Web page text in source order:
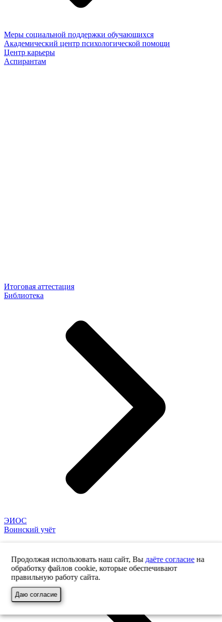
Меры социальной поддержки обучающихся
Академический центр психологической помощи
Центр карьеры
Аспирантам
Итоговая аттестация
Библиотека
ЭИОС
Воинский учёт
Продолжая использовать наш сайт, Вы даёте согласиена
обработку файлов cookie, которые обеспечивают
правильную работу сайта.
Даю согласие